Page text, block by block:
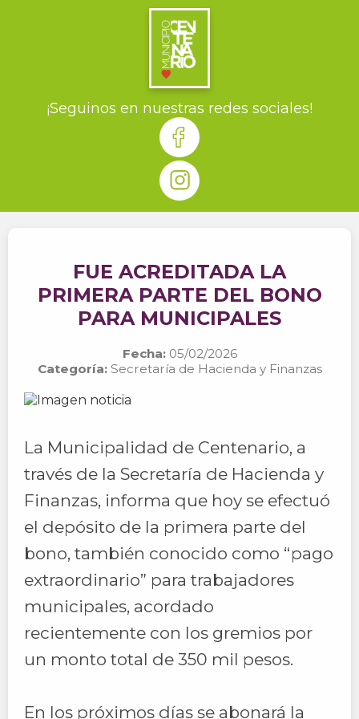
¡Seguinos en nuestras redes sociales!
FUE ACREDITADA LA
PRIMERA PARTE DEL BONO
PARA MUNICIPALES
Fecha:05/02/2026
Categoría:Secretaría de Hacienda y Finanzas
La Municipalidad de Centenario, a
través de la Secretaría de Hacienda y
Finanzas, informa que hoy se efectuó
el depósito de la primera parte del
bono, también conocido como “pago
extraordinario” para trabajadores
municipales, acordado
recientemente con los gremios por
un monto total de 350 mil pesos.
En los próximos días se abonará la